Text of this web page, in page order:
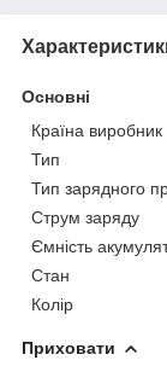
Основні
Країна виробник
Тип
Тип зарядного
Струм заряду
Ємність
Стан
Колір
Приховати